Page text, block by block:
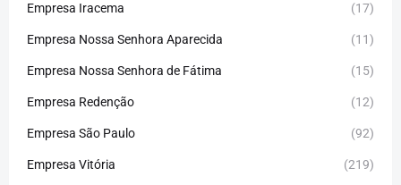
Empresa Iracema (17)
Empresa Nossa Senhora Aparecida (11)
Empresa Nossa Senhora de Fátima (15)
Empresa Redenção (12)
Empresa São Paulo (92)
Empresa Vitória (219)